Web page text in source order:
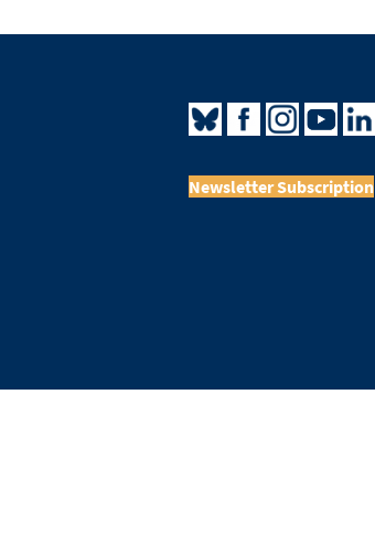
Newsletter Subscription